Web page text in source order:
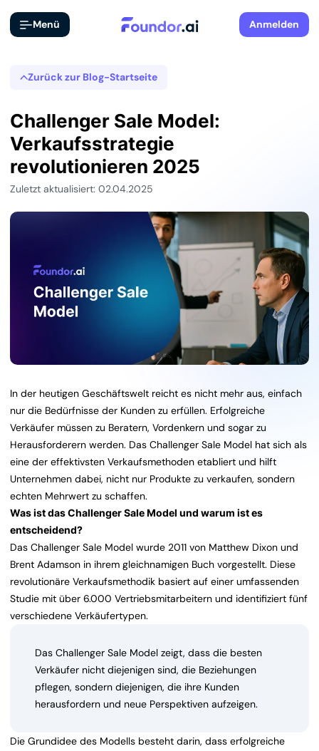
Menü Anmelden
Zurück zur Blog-Startseite
Challenger Sale Model:
Verkaufsstrategie
revolutionieren 2025
Zuletzt aktualisiert: 02.04.2025
In der heutigen Geschäftswelt reicht es nicht mehr aus, einfach
nur die Bedürfnisse der Kunden zu erfüllen. Erfolgreiche
Verkäufer müssen zu Beratern, Vordenkern und sogar zu
Herausforderern werden. Das Challenger Sale Model hat sich als
eine der effektivsten Verkaufsmethoden etabliert und hilft
Unternehmen dabei, nicht nur Produkte zu verkaufen, sondern
echten Mehrwert zu schaffen.
Was ist das Challenger Sale Model und warum ist es
entscheidend?
Das Challenger Sale Model wurde 2011 von Matthew Dixon und
Brent Adamson in ihrem gleichnamigen Buch vorgestellt. Diese
revolutionäre Verkaufsmethodik basiert auf einer umfassenden
Studie mit über 6.000 Vertriebsmitarbeitern und identifiziert fünf
verschiedene Verkäufertypen.
Das Challenger Sale Model zeigt, dass die besten
Verkäufer nicht diejenigen sind, die Beziehungen
pflegen, sondern diejenigen, die ihre Kunden
herausfordern und neue Perspektiven aufzeigen.
Die Grundidee des Modells besteht darin, dass erfolgreiche